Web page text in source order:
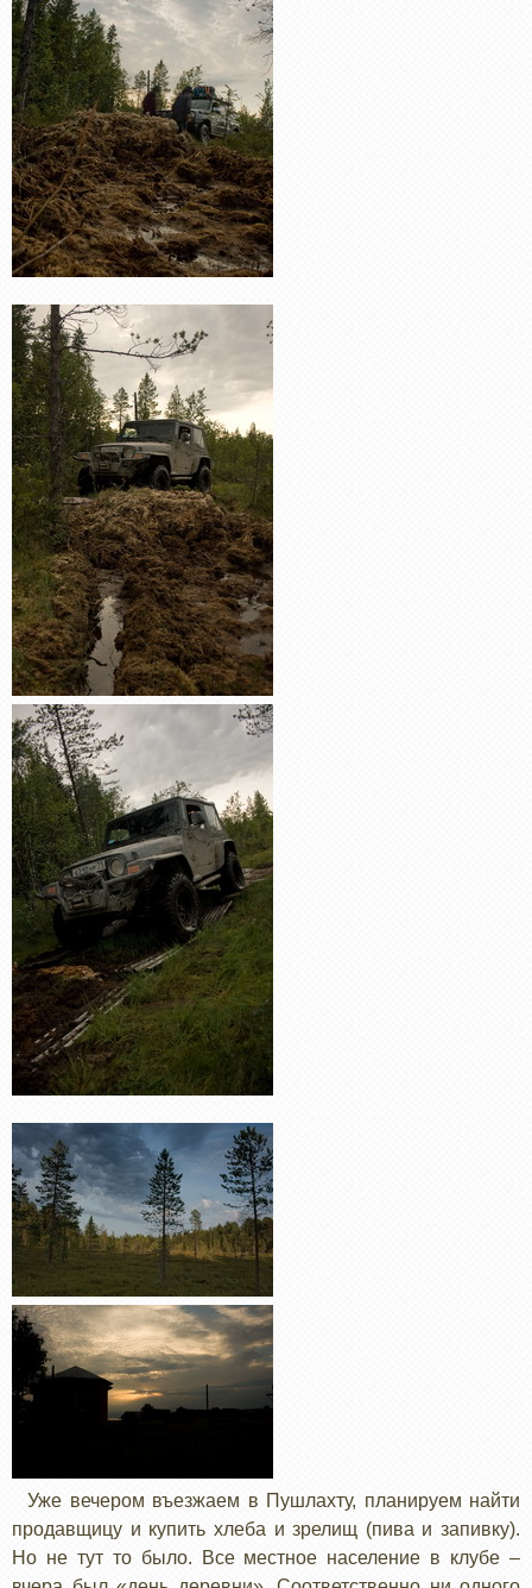
Уже вечером въезжаем в Пушлахту, планируем найти
продавщицу и купить хлеба и зрелищ (пива и запивку).
Но не тут то было. Все местное население в клубе –